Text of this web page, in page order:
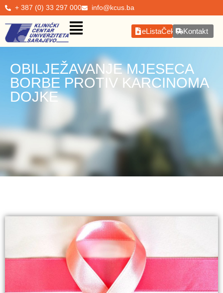
+ 387 (0) 33 297 000 info@kcus.ba
eListaČekanjaKontakt
OBILJEŽAVANJE MJESECA
BORBE PROTIV KARCINOMA
DOJKE